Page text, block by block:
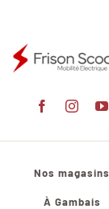
Nos magasins
À Gambais